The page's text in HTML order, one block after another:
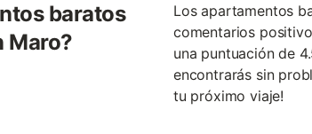
baratos
Maro?
Los apartamentos
comentarios
una puntuación de
encontrarás sin
tu próximo viaje!